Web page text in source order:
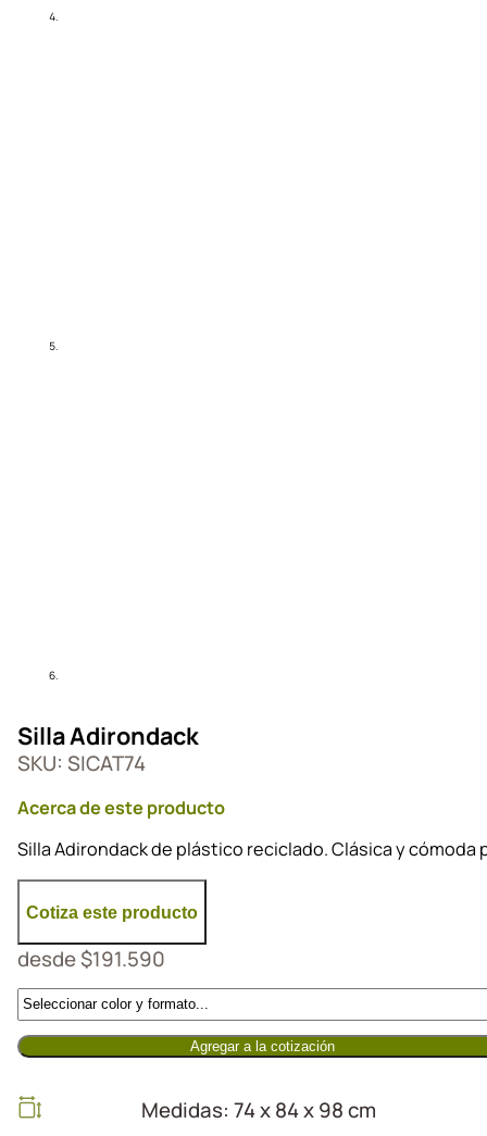
Silla Adirondack
SKU: SICAT74
Acerca de este producto
Silla Adirondack de plástico reciclado. Clásica y
Cotiza este producto
desde$191.590
Agregar a la cotización
Medidas: 74 x 84 x 98 cm